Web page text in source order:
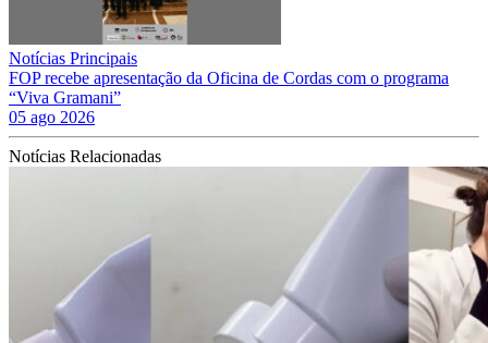
Notícias Principais
FOP recebe apresentação da Oficina de Cordas com o programa
“Viva Gramani”
05 ago 2026
Notícias Relacionadas